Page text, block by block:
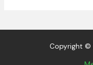
Copyright ©